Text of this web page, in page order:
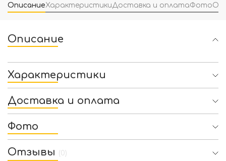
ОписаниеХарактеристикиДоставка и оплатаФото
Описание
Характеристики
Доставка и оплата
Фото
Отзывы (0)